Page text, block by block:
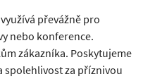
převážně pro
nebo konference.
zákazníka. Poskytujeme
za příznivou